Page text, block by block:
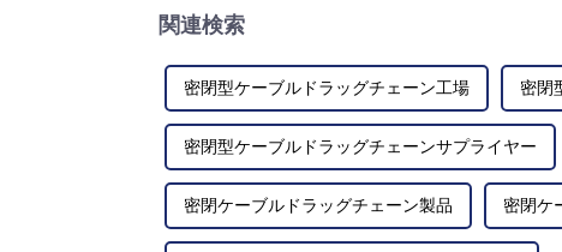
関連検索
密閉型ケーブルドラッグチェーン工場 密閉
密閉型ケーブルドラッグチェーンサプライヤー
密閉ケーブルドラッグチェーン製品 密閉ケ